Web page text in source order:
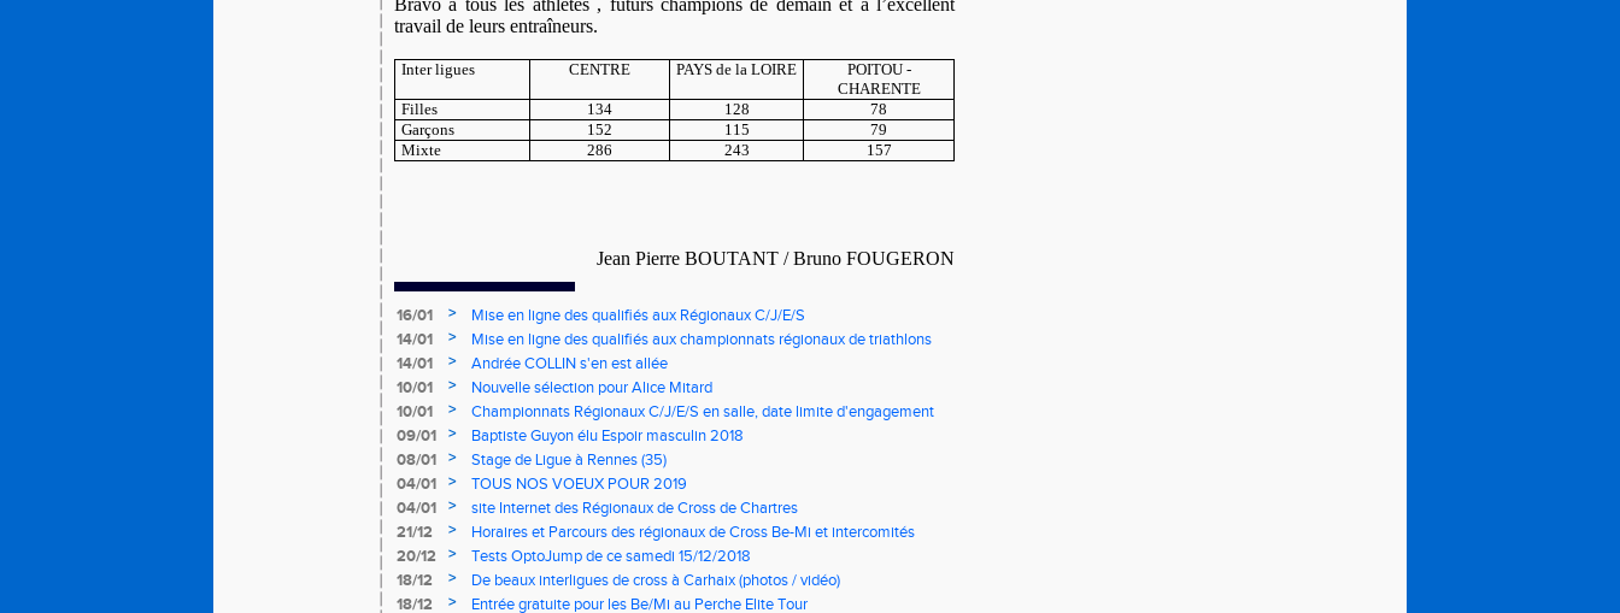
Bravo à tous les athlètes , futurs champions de demain et à l’excellent
travail de leurs entraîneurs.
Inter ligues CENTRE PAYS de la LOIRE
POITOU -
CHARENTE
Filles
134 128
78
Garçons
152 115
79
Mixte
286 243 157
Jean Pierre BOUTANT / Bruno FOUGERON
16/01 >
Mise en ligne des qualifiés aux Régionaux C/J/E/S
14/01
>
Mise en ligne des qualifiés aux championnats régionaux de triathlons
14/01
>
Andrée COLLIN s'en est allée
10/01
>
Nouvelle sélection pour Alice Mitard
10/01
>
Championnats Régionaux C/J/E/S en salle, date limite d'engagement
mercredi à 9h00
09/01 >
Baptiste Guyon élu Espoir masculin 2018
08/01
>
Stage de Ligue à Rennes (35)
04/01
>
TOUS NOS VOEUX POUR 2019
04/01
>
site Internet des Régionaux de Cross de Chartres
21/12
>
Horaires et Parcours des régionaux de Cross Be-Mi et intercomités
20/12
>
Tests OptoJump de ce samedi 15/12/2018
18/12
>
De beaux interligues de cross à Carhaix (photos / vidéo)
18/12
> Entrée gratuite pour les Be/Mi au Perche Elite Tour